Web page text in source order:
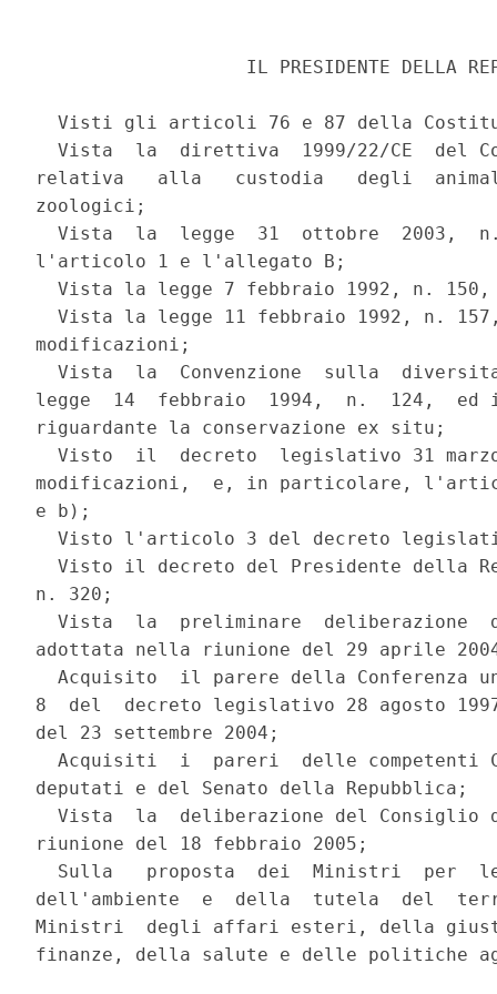
IL PRESIDENTE DELLA
Visti gli articoli 76 e 87 della
Vista  la  direttiva  1999/22/CE  del
relativa   alla   custodia   degli
zoologici;
Vista  la  legge  31  ottobre  2003,
l'articolo 1 e l'allegato B;
Vista la legge 7 febbraio 1992, n.
Vista la legge 11 febbraio 1992, n.
modificazioni;
Vista  la  Convenzione  sulla
legge  14  febbraio  1994,  n.  124,
riguardante la conservazione ex situ;
Visto  il  decreto  legislativo 31
modificazioni,  e, in particolare,
e b);
Visto l'articolo 3 del decreto
Visto il decreto del Presidente della
n. 320;
Vista  la  preliminare  deliberazione
adottata nella riunione del 29 aprile
Acquisito  il parere della Conferenza
8  del  decreto legislativo 28 agosto
del 23 settembre 2004;
Acquisiti  i  pareri  delle competenti
deputati e del Senato della Repubblica;
Vista  la  deliberazione del Consiglio
riunione del 18 febbraio 2005;
Sulla   proposta  dei  Ministri  per
dell'ambiente  e  della  tutela  del
Ministri  degli affari esteri, della
finanze, della salute e delle politiche